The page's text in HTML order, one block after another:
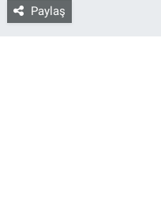
Paylaş
İletişim (Künye)